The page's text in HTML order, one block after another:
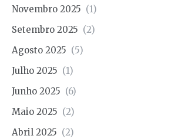
Novembro 2025 (1)
Setembro 2025 (2)
Agosto 2025 (5)
Julho 2025 (1)
Junho 2025 (6)
Maio 2025 (2)
Abril 2025 (2)